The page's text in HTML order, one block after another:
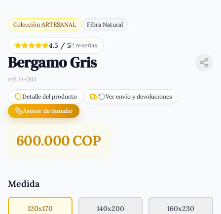
Colección ARTESANAL Fibra Natural
Bergamo Gris
4.5 / 52 reseñas
ref. D-003
Detalle del producto
Ver envío y devoluciones
Asesor de tamaño
600.000 COP
Medida
120x170 140x200 160x230